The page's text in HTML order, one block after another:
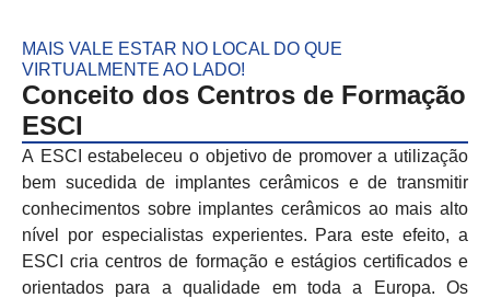
MAIS VALE ESTAR NO LOCAL DO QUE
VIRTUALMENTE AO LADO!
Conceito dos Centros de Formação
ESCI
A ESCI estabeleceu o objetivo de promover a utilização
bem sucedida de implantes cerâmicos e de transmitir
conhecimentos sobre implantes cerâmicos ao mais alto
nível por especialistas experientes. Para este efeito, a
ESCI cria centros de formação e estágios certificados e
orientados para a qualidade em toda a Europa. Os